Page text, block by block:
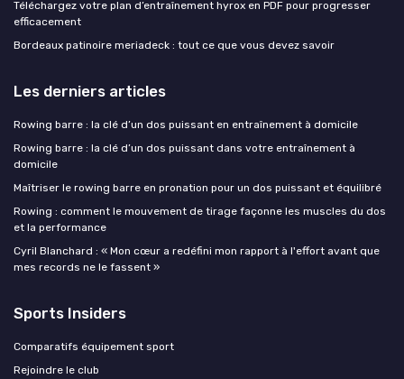
Téléchargez votre plan d’entraînement hyrox en PDF pour progresser
efficacement
Bordeaux patinoire meriadeck : tout ce que vous devez savoir
Les derniers articles
Rowing barre : la clé d’un dos puissant en entraînement à domicile
Rowing barre : la clé d’un dos puissant dans votre entraînement à
domicile
Maîtriser le rowing barre en pronation pour un dos puissant et équilibré
Rowing : comment le mouvement de tirage façonne les muscles du dos
et la performance
Cyril Blanchard : « Mon cœur a redéfini mon rapport à l'effort avant que
mes records ne le fassent »
Sports Insiders
Comparatifs équipement sport
Rejoindre le club